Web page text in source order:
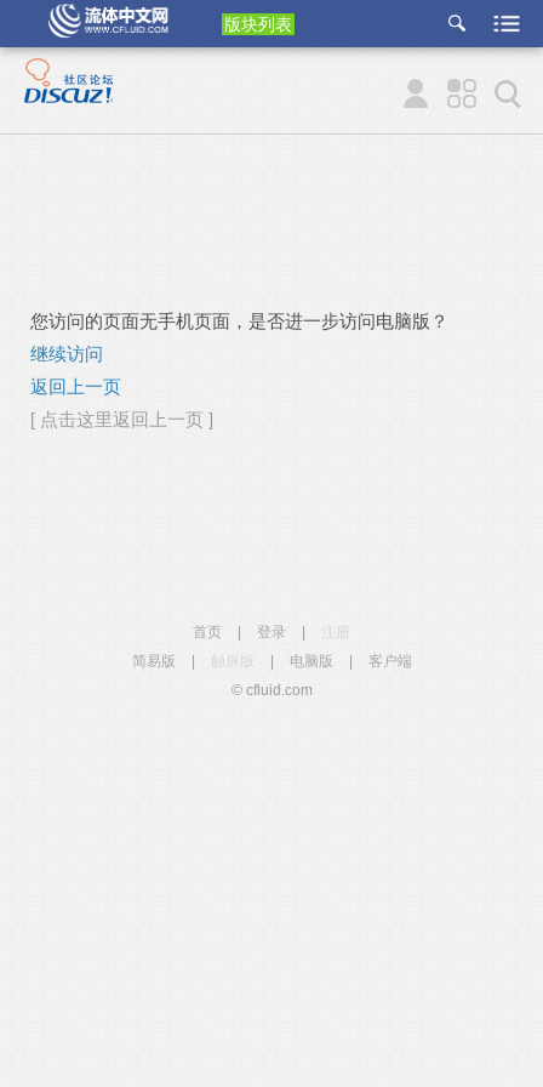
版块列表
etu
p
您访问的页面无手机页面，是否进一步访问电脑版？
继续访问
返回上一页
[ 点击这里返回上一页 ]
首页 登录
简易版
触屏版 电脑版
客户端
© cfluid.com